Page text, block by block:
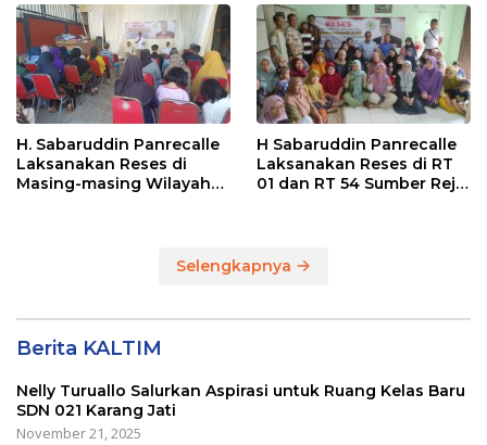
Sepinggan Raya
Balikpapan
Balikpapan
H. Sabaruddin Panrecalle
Laksanakan Reses di
Masing-masing Wilayah
H Sabaruddin Panrecalle
Laksanakan Reses di RT
01 dan RT 54 Sumber Rejo
Selengkapnya
Berita KALTIM
Nelly Turuallo Salurkan Aspirasi untuk Ruang Kelas Baru
SDN 021 Karang Jati
November 21, 2025